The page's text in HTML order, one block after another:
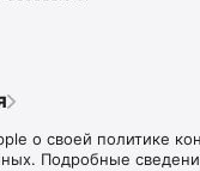
о своей политике
Подробные